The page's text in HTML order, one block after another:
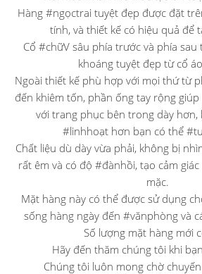
Hàng #ngọctrai tuyệt đẹp được đặt
tính, và thiết kế có hiệu quả để
Cổ #chữV sâu phía trước và phía sau
khoáng tuyệt đẹp từ cổ
Ngoài thiết kế phù hợp với mọi thứ từ
đến khiêm tốn, phần ống tay rộng
với trang phục bên trong dày hơn,
#linhhoạt hơn bạn có thể
Chất liệu dù dày vừa phải, không bị
rất êm và có độ #đànhồi, tạo cảm
mặc.
Mặt hàng này có thể được sử dụng
sống hàng ngày đến #vănphòng và
Số lượng mặt hàng mới
Hãy đến thăm chúng tôi khi
Chúng tôi luôn mong chờ